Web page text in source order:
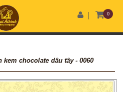
0
kem chocolate dâu tây - 0060